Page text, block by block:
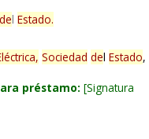
del Estado.
Sociedad del Estado,
préstamo: Signatura